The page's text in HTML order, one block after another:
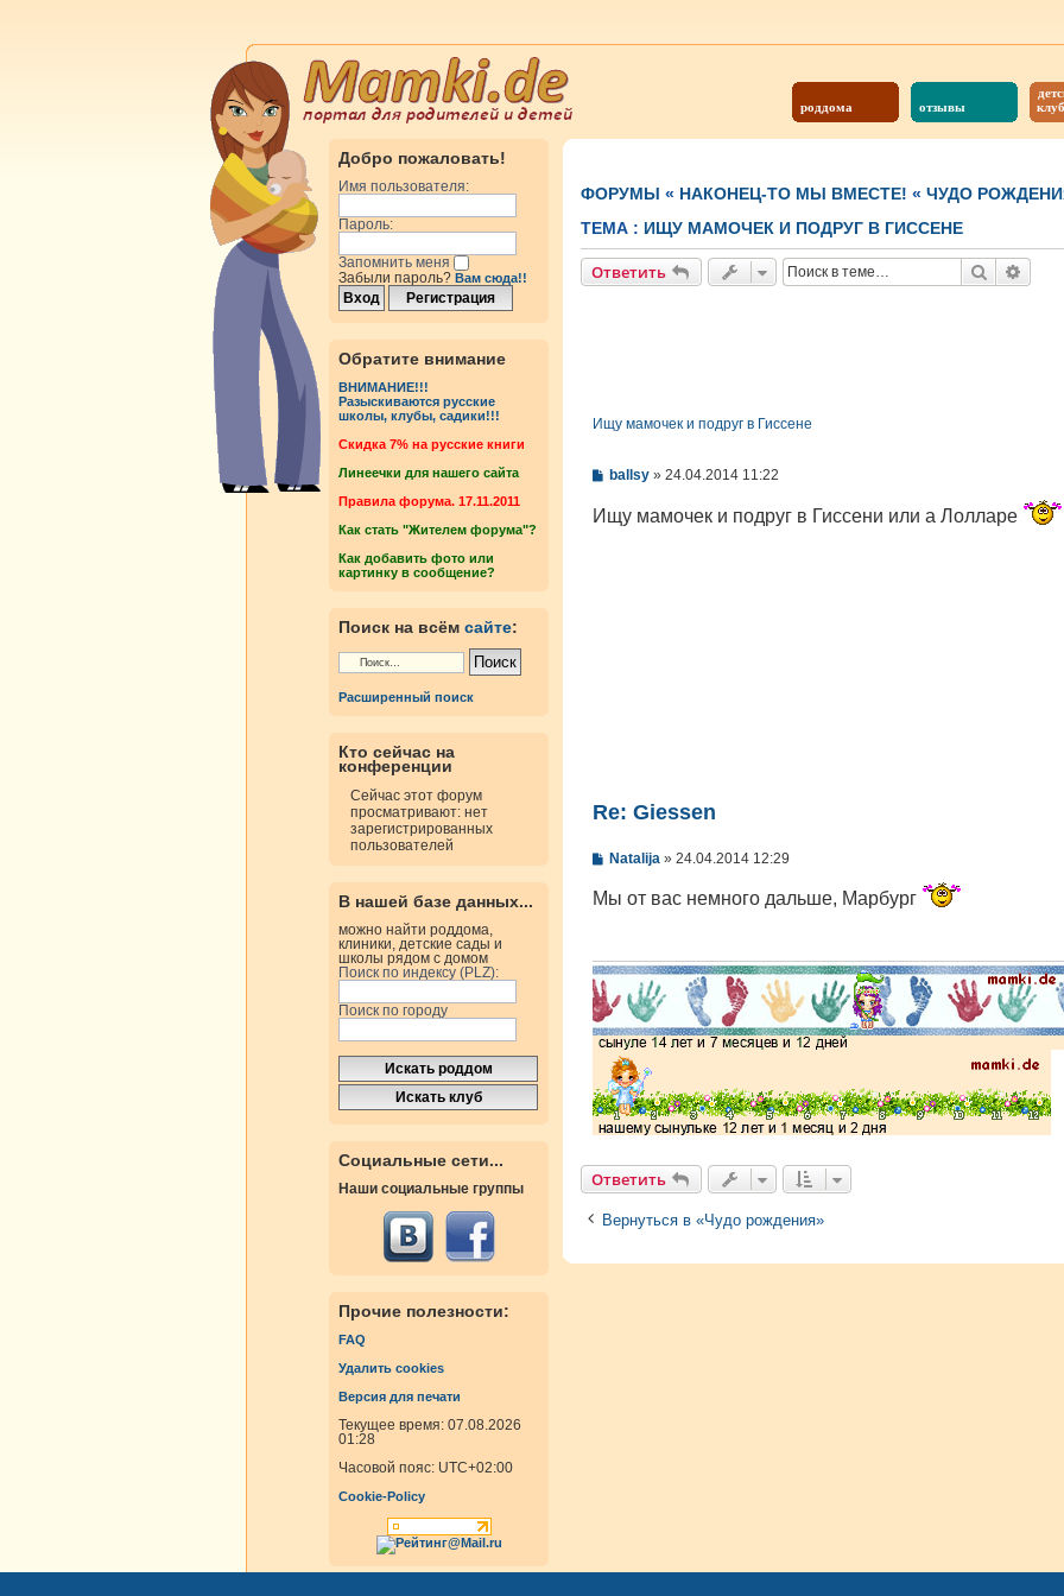
роддома отзывы
Добро пожаловать!
Имя пользователя:
Пароль:
Запомнить меня
Забыли пароль? Вам сюда!!
Обратите внимание
ВНИМАНИЕ!!!
Разыскиваются русские
школы, клубы, садики!!!
Cкидка 7% на русские книги
Линеечки для нашего сайта
Правила форума. 17.11.2011
Как стать "Жителем форума"?
Как добавить фото или
картинку в сообщение?
Поиск на всём сайте:
Расширенный поиск
Кто сейчас на
конференции
Сейчас этот форум
просматривают: нет
зарегистрированных
пользователей
В нашей базе данных...
можно найти роддома,
клиники, детские сады и
школы рядом с домом
Поиск по индексу (PLZ):
Поиск по городу
Социальные сети...
Наши социальные группы
Прочие полезности:
FAQ
Удалить cookies
Версия для печати
Текущее время: 07.08.2026
01:28
Часовой пояс: UTC+02:00
Cookie-Policy
ФОРУМЫ « НАКОНЕЦ-ТО МЫ ВМЕСТЕ! « ЧУДО
ТЕМА : ИЩУ МАМОЧЕК И ПОДРУГ В ГИССЕНЕ
Ответить Поиск
Ищу мамочек и подруг в Гиссене
С
о
б
ballsy » 24.04.2014 11:22
Ищу мамочек и подруг в Гиссени или а Лолларе
Re: Giessen
С
о
б
и
е
Natalija » 24.04.2014 12:29
Мы от вас немного дальше, Марбург
Ответить
Вернуться в «Чудо рождения»